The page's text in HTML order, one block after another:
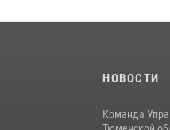
НОВОСТИ
Команда